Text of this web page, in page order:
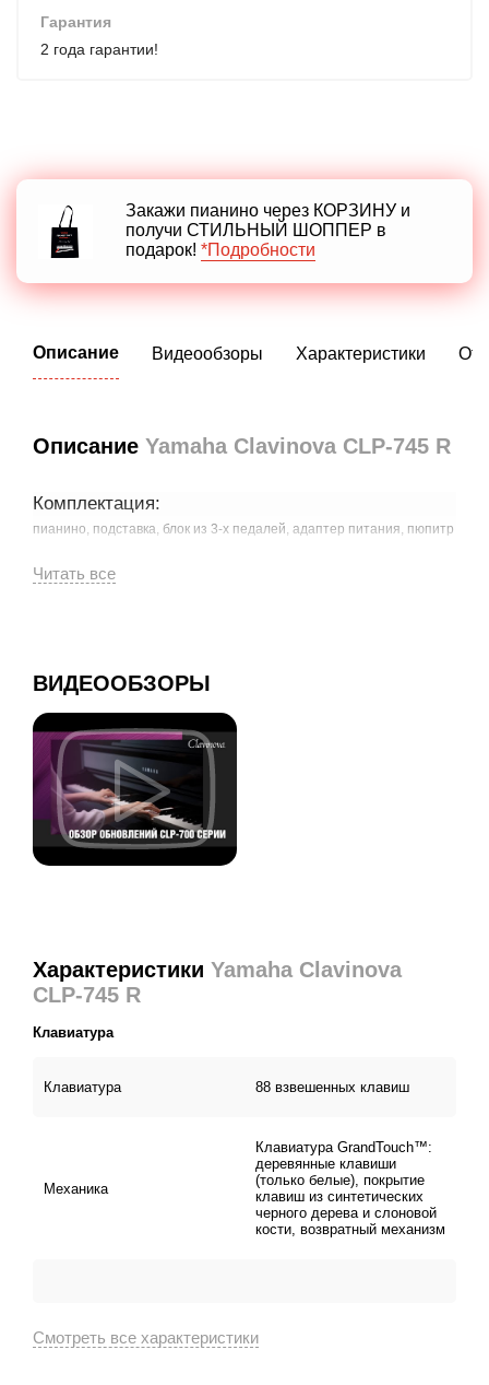
Гарантия
2 года гарантии!
Закажи пианино через КОРЗИНУ и
получи СТИЛЬНЫЙ ШОППЕР в
подарок! *Подробности
Описание Видеообзоры Характеристики
Описание Yamaha Clavinova CLP-745 R
Комплектация:
пианино, подставка, блок из 3-х педалей, адаптер питания, пюпитр
Доставка: в коробке, в разборном виде.
ВИДЕООБЗОРЫ
Характеристики Yamaha Clavinova
CLP-745 R
Клавиатура
Клавиатура 88 взвешенных клавиш
Механика
Клавиатура GrandTouch™:
деревянные клавиши
(только белые), покрытие
клавиш из синтетических
черного дерева и слоновой
кости, возвратный механизм